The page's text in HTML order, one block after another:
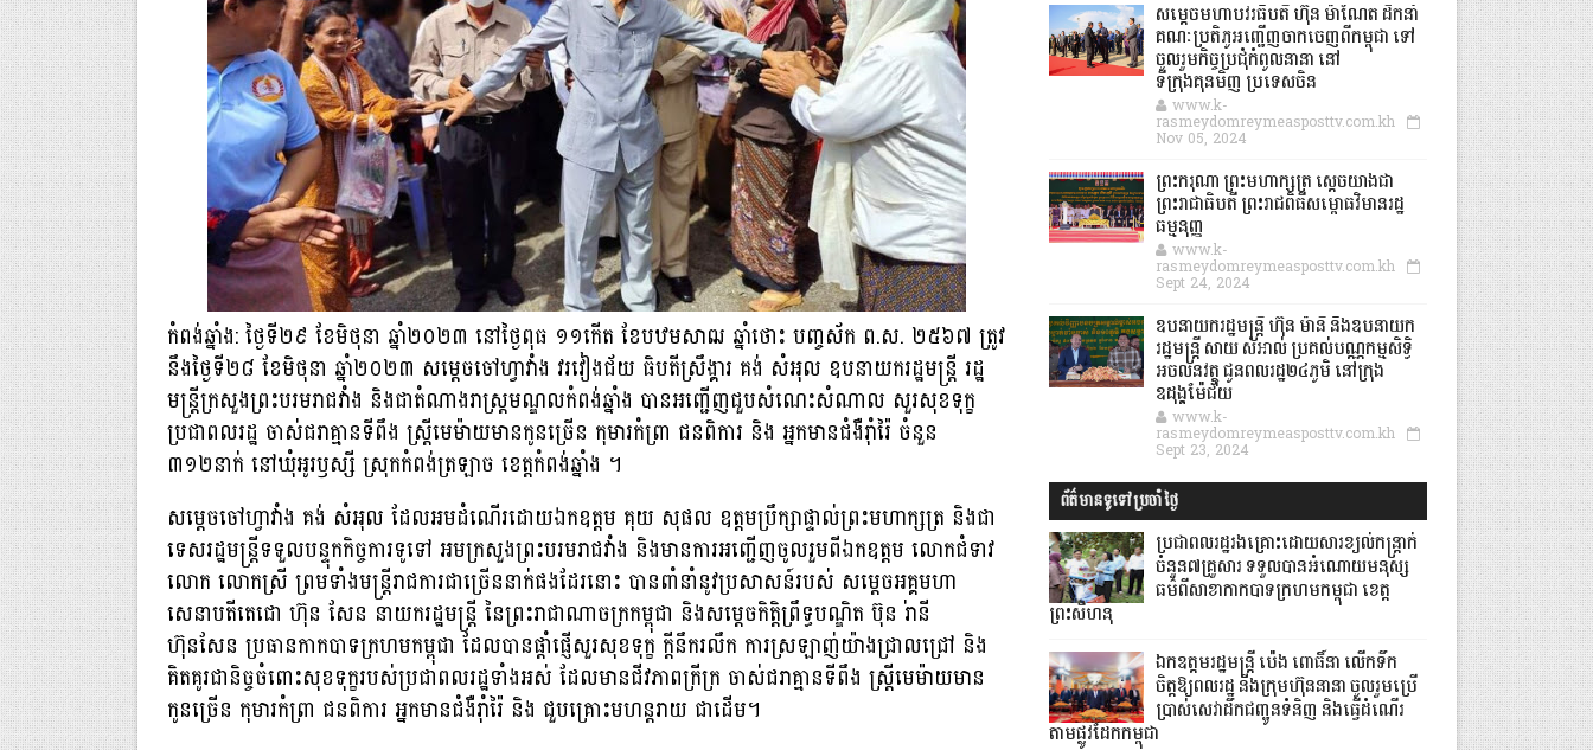
កំពង់ឆ្នាំង: ថ្ងៃទី២៩ ខែមិថុនា ឆ្នាំ២០២៣ នៅថ្ងៃពុធ ១១កើត ខែបឋមសាឍ ឆ្នាំថោះ បញ្ចស័ក ព.ស. ២៥៦៧ ត្រូវ
នឹងថ្ងៃទី២៨ ខែមិថុនា ឆ្នាំ២០២៣ សម្ដេចចៅហ្វាវាំង វរវៀងជ័យ ធិបតីស្រឹង្គារ គង់ សំអុល ឧបនាយករដ្ឋមន្ត្រី រដ្ឋ
មន្ត្រីក្រសួងព្រះបរមរាជវាំង និងជាតំណាងរាស្ត្រមណ្ឌលកំពង់ឆ្នាំង បានអញ្ជើញជួបសំណេះសំណាល សួរសុខទុក្ខ
ប្រជាពលរដ្ឋ ចាស់ជរាគ្មានទីពឹង ស្ត្រីមេម៉ាយមានកូនច្រើន កុមារកំព្រា ជនពិការ និង អ្នកមានជំងឺរ៉ាំរ៉ៃ ចំនួន
៣១២នាក់ នៅឃុំអូរឫស្សី ស្រុកកំពង់ត្រឡាច ខេត្តកំពង់ឆ្នាំង ។
សម្ដេចចៅហ្វាវាំង គង់ សំអុល ដែលអមដំណើរដោយឯកឧត្ដម គុយ សុផល ឧត្ដមប្រឹក្សាផ្ទាល់ព្រះមហាក្សត្រ និងជា
ទេសរដ្ឋមន្ត្រីទទួលបន្ទុកកិច្ចការទូទៅ អមក្រសួងព្រះបរមរាជវាំង និងមានការអញ្ជើញចូលរួមពីឯកឧត្ដម លោកជំទាវ
លោក លោកស្រី ព្រមទាំងមន្ត្រីរាជការជាច្រើននាក់ផងដែរនោះ បានពាំនាំនូវប្រសាសន៍របស់ សម្តេចអគ្គមហា
សេនាបតីតេជោ ហ៊ុន សែន នាយករដ្ឋមន្ត្រី នៃព្រះរាជាណាចក្រកម្ពុជា និងសម្ដេចកិត្តិព្រឹទ្ធបណ្ឌិត ប៊ុន រ់ានី
ហ៊ុនសែន ប្រធានកាកបាទក្រហមកម្ពុជា ដែលបានផ្ដាំផ្ញើសួរសុខទុក្ខ ក្តីនឹករលឹក ការស្រឡាញ់យ៉ាងជ្រាលជ្រៅ និង
គិតគូរជានិច្ចចំពោះសុខទុក្ខរបស់ប្រជាពលរដ្ឋទាំងអស់ ដែលមានជីវភាពក្រីក្រ ចាស់ជរាគ្មានទីពឹង ស្ត្រីមេម៉ាយមាន
កូនច្រើន កុមារកំព្រា ជនពិការ អ្នកមានជំងឺរ៉ាំរ៉ៃ និង ជួបគ្រោះមហន្តរាយ ជាដើម។
សម្តេចមហាបវរធិបតី ហ៊ុន ម៉ាណែត ដឹកនាំ
គណៈប្រតិភូអញ្ជើញចាកចេញពីកម្ពុជា ទៅ
ចូលរួមកិច្ចប្រជុំកំពូលនានា នៅ
ទីក្រុងគុនមិញ ប្រទេសចិន
www.k-
rasmeydomreymeasposttv.com.kh
Nov 05, 2024
ព្រះករុណា ព្រះមហាក្សត្រ ស្តេចយាងជា
ព្រះរាជាធិបតី ព្រះរាជពិធីសម្ពោធវិមានរដ្ឋ
ធម្មនុញ្ញ
www.k-
rasmeydomreymeasposttv.com.kh
Sept 24, 2024
ឧបនាយករដ្ឋមន្ដ្រី ហ៊ុន ម៉ានី និងឧបនាយក
រដ្ឋមន្ដ្រី សាយ សំអាល់ ប្រគល់បណ្ណកម្មសិទ្ធិ
អចលនវត្ថុ ជូនពលរដ្ឋ២៤ភូមិ នៅក្រុង
ឧដុង្គម៉ែជ័យ
www.k-
rasmeydomreymeasposttv.com.kh
Sept 23, 2024
ព័ត៌មានទូទៅប្រចាំថ្ងៃ
ប្រជាពលរដ្ឋរងគ្រោះដោយសារខ្យល់កន្ត្រាក់
ចំនួន៧គ្រួសារ ទទួលបានអំណោយមនុស្ស
ធម៌ពីសាខាកាកបាទក្រហមកម្ពុជា ខេត្ត
ព្រះសីហនុ
ឯកឧត្តមរដ្ឋមន្ត្រី ប៉េង ពោធិ៍នា លើកទឹក
ចិត្តឱ្យពលរដ្ឋ និងក្រុមហ៊ុននានា ចូលរួមប្រើ
ប្រាស់សេវាដឹកជញ្ជូនទំនិញ និងធ្វើដំណើរ
តាមផ្លូវដែកកម្ពុជា